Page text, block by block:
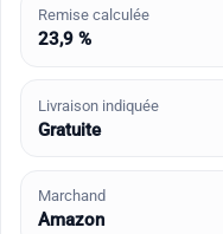
Remise calculée
23,9 %
Livraison indiquée
Gratuite
Marchand
Amazon